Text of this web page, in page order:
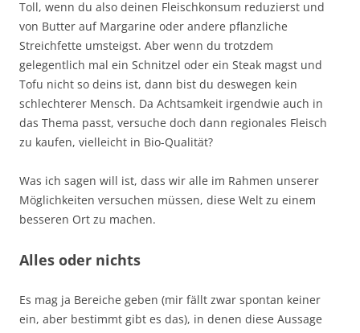
Toll, wenn du also deinen Fleischkonsum reduzierst und
von Butter auf Margarine oder andere pflanzliche
Streichfette umsteigst. Aber wenn du trotzdem
gelegentlich mal ein Schnitzel oder ein Steak magst und
Tofu nicht so deins ist, dann bist du deswegen kein
schlechterer Mensch. Da Achtsamkeit irgendwie auch in
das Thema passt, versuche doch dann regionales Fleisch
zu kaufen, vielleicht in Bio-Qualität?
Was ich sagen will ist, dass wir alle im Rahmen unserer
Möglichkeiten versuchen müssen, diese Welt zu einem
besseren Ort zu machen.
Alles oder nichts
Es mag ja Bereiche geben (mir fällt zwar spontan keiner
ein, aber bestimmt gibt es das), in denen diese Aussage